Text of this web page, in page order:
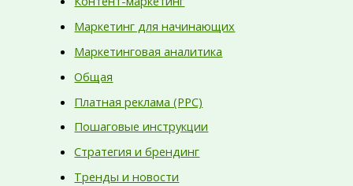
Маркетинг для начинающих
Маркетинговая аналитика
Общая
Платная реклама (PPC)
Пошаговые инструкции
Стратегия и брендинг
Тренды и новости